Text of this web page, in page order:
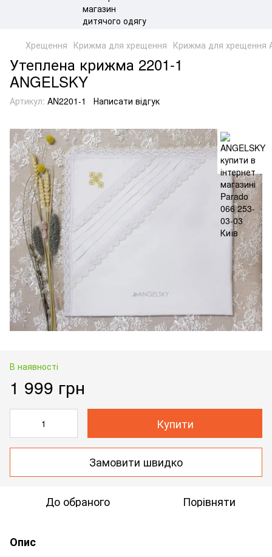
Хрещення Крижма для хрещення Крижма для хрещення
Утеплена крижма 2201-1
ANGELSKY
Артикул: AN2201-1 Написати відгук
В наявності
1 999 грн
Купити
Замовити швидко
До обраного Порівняти
Опис